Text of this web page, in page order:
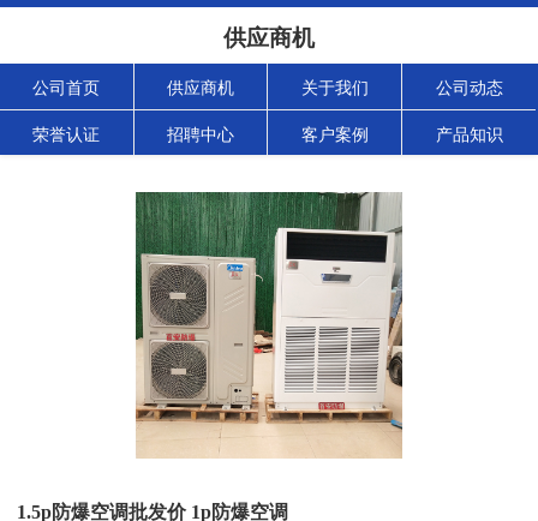
供应商机
公司首页 供应商机 关于我们 公司动态
荣誉认证 招聘中心 客户案例 产品知识
1.5p防爆空调批发价 1p防爆空调